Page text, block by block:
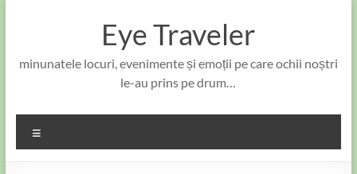
Eye Traveler
minunatele locuri, evenimente și emoții pe care ochii noștri
le-au prins pe drum…